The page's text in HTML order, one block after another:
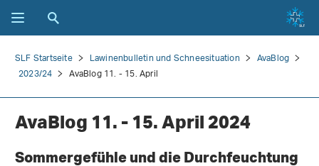
SLF Startseite Lawinenbulletin und Schneesituation
AvaBlog
2023/24
AvaBlog 11. - 15. April
AvaBlog 11. - 15. April 2024
Sommergefühle und die Durchfeuchtung